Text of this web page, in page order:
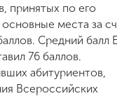
принятых по его
места за
Средний балл
76 баллов.
абитуриентов,
Всероссийских